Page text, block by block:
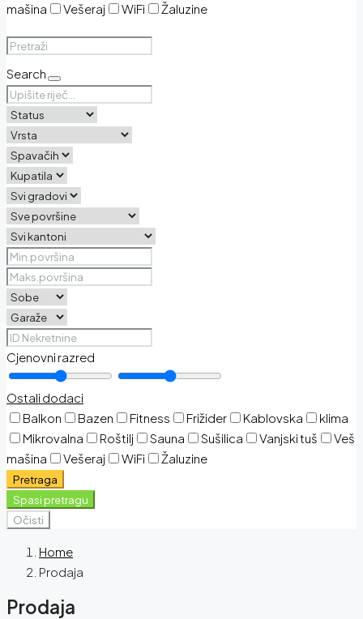
mašina
Vešeraj WiFi Žaluzine
Search
Cjenovni razred
Ostali dodaci
Balkon
Bazen Fitness Frižider Kablovska
klima
Mikrovalna
Roštilj Sauna Sušilica Vanjski tuš
Veš
mašina
Vešeraj WiFi Žaluzine
Pretraga
Spasi pretragu
Očisti
Home
Prodaja
Prodaja